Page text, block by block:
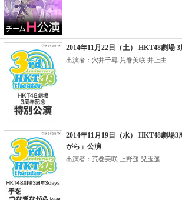
2014年11月22日（土） HKT48劇場
出演者：穴井千尋 荒巻美咲 井上由...
2014年11月19日（水） HKT48劇場
がら」公演
出演者：荒巻美咲 上野遥 兒玉遥 ...